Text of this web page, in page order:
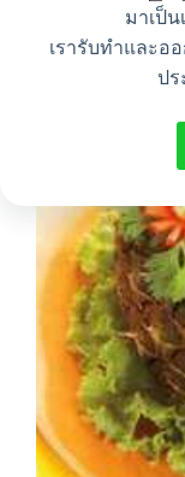
มาเป็
เรารับทำและอ
ปร
ไก่ผัดสับปะรด